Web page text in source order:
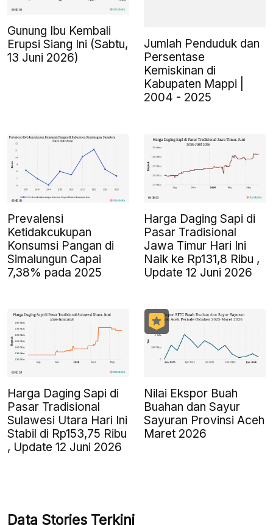
Gunung Ibu Kembali
Erupsi Siang Ini (Sabtu,
13 Juni 2026)
Jumlah Penduduk dan
Persentase
Kemiskinan di
Kabupaten Mappi |
2004 - 2025
Prevalensi
Ketidakcukupan
Konsumsi Pangan di
Simalungun Capai
7,38% pada 2025
Harga Daging Sapi di
Pasar Tradisional
Jawa Timur Hari Ini
Naik ke Rp131,8 Ribu ,
Update 12 Juni 2026
Harga Daging Sapi di
Pasar Tradisional
Sulawesi Utara Hari Ini
Stabil di Rp153,75 Ribu
, Update 12 Juni 2026
Nilai Ekspor Buah
Buahan dan Sayur
Sayuran Provinsi Aceh
Maret 2026
Data Stories Terkini